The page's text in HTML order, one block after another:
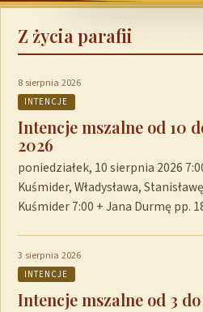
Z życia parafii
8 sierpnia 2026
INTENCJE
Intencje mszalne od 10
2026
poniedziałek, 10 sierpnia 2026
Kuśmider, Władysława,
Kuśmider 7:00 + Jana Durmę pp.
3 sierpnia 2026
INTENCJE
Intencje mszalne od 3